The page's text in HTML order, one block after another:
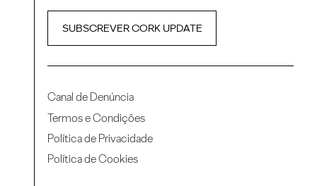
SUBSCREVER CORK UPDATE
Canal de Denúncia
Termos e Condições
Política de Privacidade
Política de Cookies